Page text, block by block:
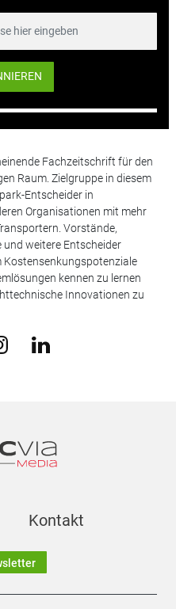
Fachzeitschrift für den
Raum. Zielgruppe in diesem
Entscheider in
Organisationen mit mehr
Vorstände,
weitere Entscheider
kennen zu lernen
Innovationen zu
Kontakt